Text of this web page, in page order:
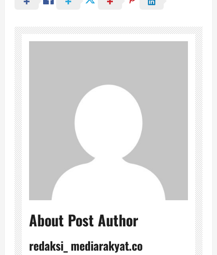
About Post Author
redaksi_ mediarakyat.co